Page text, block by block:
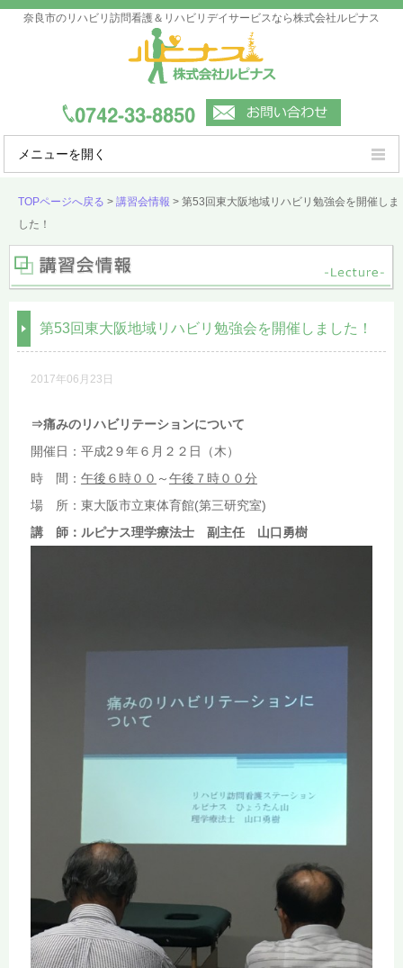
奈良市のリハビリ訪問看護＆リハビリデイサービスなら株式会社ルピナス
メニューを開く
ルピナスの強み
ご利用案内
事業所一覧
よくあるご質問
TOPページへ戻る > 講習会情報 > 第53回東大阪地域リハビリ勉強会を開催しま
した！
第53回東大阪地域リハビリ勉強会を開催しました！
2017年06月23日
⇒痛みのリハビリテーションについて
開催日：平成2９年６月２２日（木）
時 間： 午後６時００ ～午後７時００分
場 所：東大阪市立東体育館(第三研究室)
講 師： ルピナス理学療法士 副主任 山口勇樹